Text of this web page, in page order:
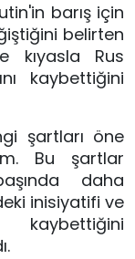
barış için
belirten
kıyasla Rus
kaybettiğini
şartları öne
Bu şartlar
daha
inisiyatifi ve